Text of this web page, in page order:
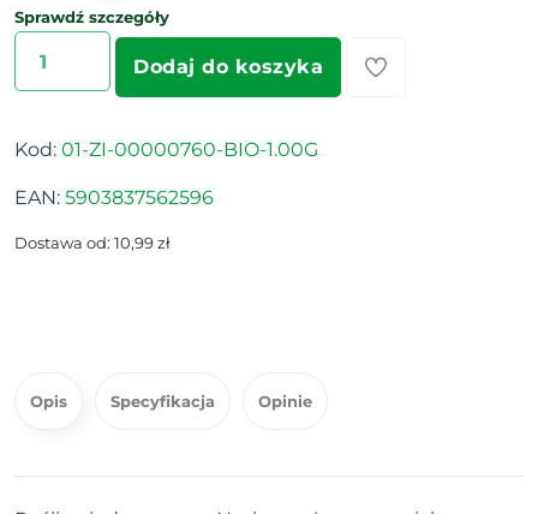
Sprawdź szczegóły
Dodaj do koszyka
Kod: 01-ZI-00000760-BIO-1.00G
EAN: 5903837562596
Dostawa od: 10,99 zł
Opis Specyfikacja Opinie